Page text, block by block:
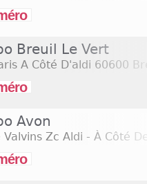
Breuil Le Vert
A Côté D'aldi 60600
Avon
Valvins Zc Aldi - À Côté